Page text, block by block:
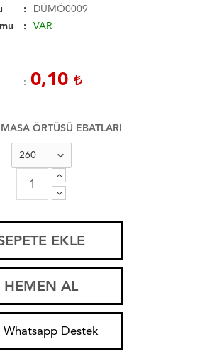
DÜMÖ0009
VAR
0,10
ÖRTÜSÜ EBATLARI
EKLE
HEMEN AL
Whatsapp Destek